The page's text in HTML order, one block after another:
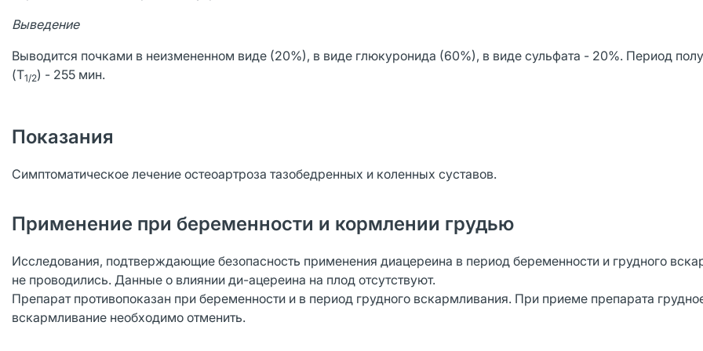
Выведение
Выводится почками в неизмененном виде (20%), в виде глюкуронида (60%), в виде сульфата - 20%. Период
(T1/2) - 255 мин.
Показания
Симптоматическое лечение остеоартроза тазобедренных и коленных суставов.
Применение при беременности и кормлении грудью
Исследования, подтверждающие безопасность применения диацереина в период беременности и грудного
не проводились. Данные о влиянии ди-ацереина на плод отсутствуют.
Препарат противопоказан при беременности и в период грудного вскармливания. При приеме препарата
вскармливание необходимо отменить.